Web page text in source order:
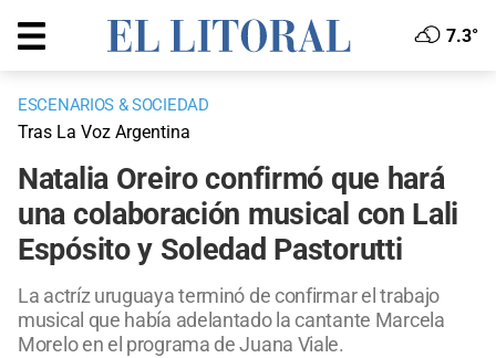
7.3°
ESCENARIOS & SOCIEDAD
Tras La Voz Argentina
Natalia Oreiro confirmó que hará
una colaboración musical con Lali
Espósito y Soledad Pastorutti
La actríz uruguaya terminó de confirmar el trabajo
musical que había adelantado la cantante Marcela
Morelo en el programa de Juana Viale.